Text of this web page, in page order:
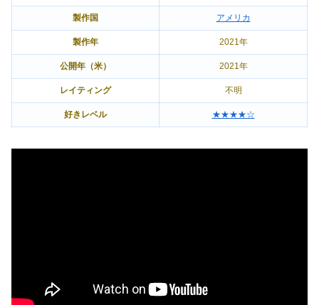
製作国 アメリカ
製作年 2021年
公開年（米） 2021年
レイティング 不明
好きレベル ★★★★☆